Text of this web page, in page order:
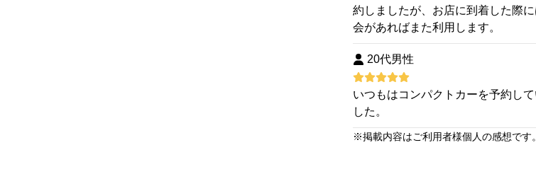
約しましたが、お店に到着した際
会があればまた利用します。
20代男性
いつもはコンパクトカーを予約し
した。
※掲載内容はご利用者様個人の感想です。